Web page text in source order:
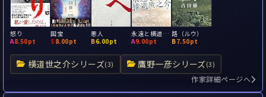
横道世之介シリーズ(3) 鷹野一彦シリーズ(3)
怒り
A8.50pt
国宝
S 8.00pt
悪人
B6.00pt
永遠と横道世之介
A9.00pt
路（ルウ）
B7.50pt
作家詳細ページへ